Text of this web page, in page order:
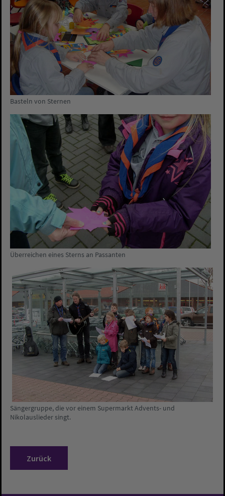
Basteln von Sternen
Überreichen eines Sterns an Passanten
Sängergruppe, die vor einem Supermarkt Advents- und
Nikolauslieder singt.
Zurück